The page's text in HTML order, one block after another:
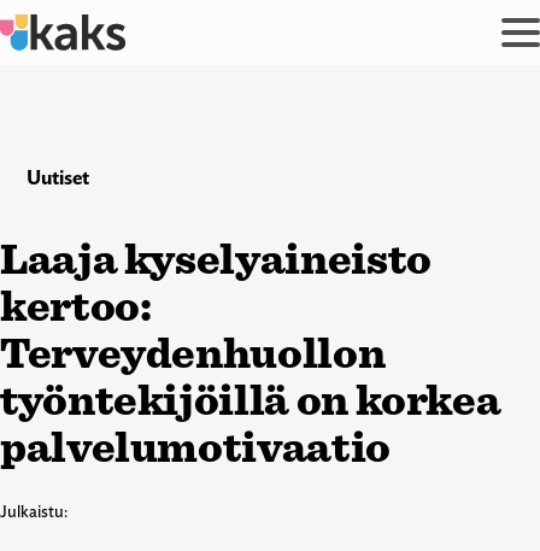
Siirry
sisältöön
Uutiset
Laaja kyselyaineisto
kertoo:
Terveydenhuollon
työntekijöillä on korkea
palvelumotivaatio
Julkaistu: